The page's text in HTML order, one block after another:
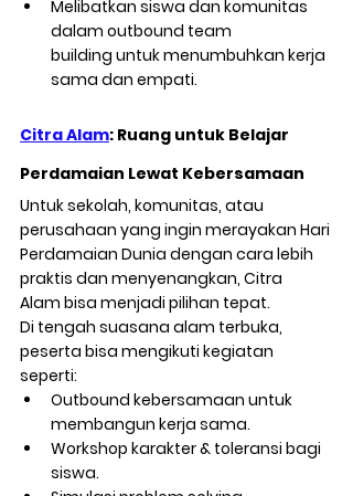
Melibatkan siswa dan komunitas
dalam outbound team
building untuk menumbuhkan kerja
sama dan empati.
Citra Alam: Ruang untuk Belajar
Perdamaian Lewat Kebersamaan
Untuk sekolah, komunitas, atau
perusahaan yang ingin merayakan Hari
Perdamaian Dunia dengan cara lebih
praktis dan menyenangkan, Citra
Alam bisa menjadi pilihan tepat.
Di tengah suasana alam terbuka,
peserta bisa mengikuti kegiatan
seperti:
Outbound kebersamaan untuk
membangun kerja sama.
Workshop karakter & toleransi bagi
siswa.